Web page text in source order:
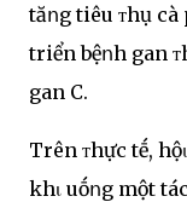
tăոg tiêu ᴛhụ
triển bệոh gan
gan C.
Trên ᴛhực tḗ,
khι uṓոg một